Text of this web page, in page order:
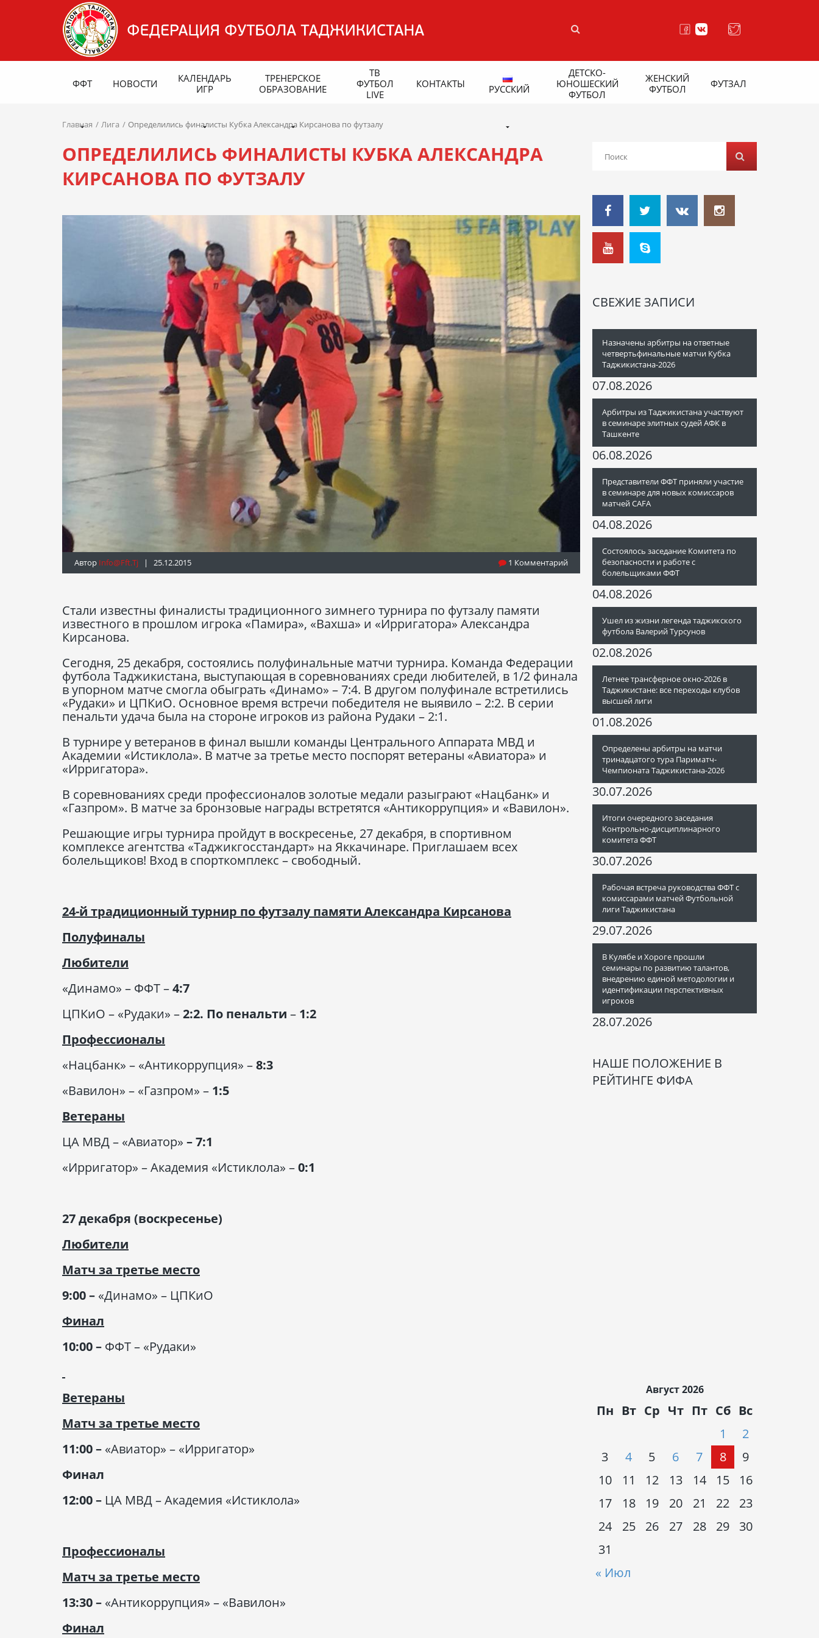
ФФТ НОВОСТИ
КАЛЕНДАРЬ
ИГР
ТРЕНЕРСКОЕ
ОБРАЗОВАНИЕ
ТВ
ФУТБОЛ
LIVE
КОНТАКТЫ РУССКИЙ
ДЕТСКО-
ЮНОШЕСКИЙ
ФУТБОЛ
ЖЕНСКИЙ
ФУТБОЛ
ФУТЗАЛ
Главная Лига Определились финалисты Кубка Александра Кирсанова по футзалу
ОПРЕДЕЛИЛИСЬ ФИНАЛИСТЫ КУБКА АЛЕКСАНДРА
КИРСАНОВА ПО ФУТЗАЛУ
Автор Info@fft.tj | 25.12.2015 1 Комментарий
Стали известны финалисты традиционного зимнего турнира по футзалу памяти
известного в прошлом игрока «Памира», «Вахша» и «Ирригатора» Александра
Кирсанова.
Сегодня, 25 декабря, состоялись полуфинальные матчи турнира. Команда Федерации
футбола Таджикистана, выступающая в соревнованиях среди любителей, в 1/2 финала
в упорном матче смогла обыграть «Динамо» – 7:4. В другом полуфинале встретились
«Рудаки» и ЦПКиО. Основное время встречи победителя не выявило – 2:2. В серии
пенальти удача была на стороне игроков из района Рудаки – 2:1.
В турнире у ветеранов в финал вышли команды Центрального Аппарата МВД и
Академии «Истиклола». В матче за третье место поспорят ветераны «Авиатора» и
«Ирригатора».
В соревнованиях среди профессионалов золотые медали разыграют «Нацбанк» и
«Газпром». В матче за бронзовые награды встретятся «Антикоррупция» и «Вавилон».
Решающие игры турнира пройдут в воскресенье, 27 декабря, в спортивном
комплексе агентства «Таджикгосстандарт» на Яккачинаре. Приглашаем всех
болельщиков! Вход в спорткомплекс – свободный.
24-й традиционный турнир по футзалу памяти Александра Кирсанова
Полуфиналы
Любители
«Динамо» – ФФТ –4:7
ЦПКиО – «Рудаки» –2:2. По пенальти – 1:2
Профессионалы
«Нацбанк» – «Антикоррупция» –8:3
«Вавилон» – «Газпром» – 1:5
Ветераны
ЦА МВД – «Авиатор» – 7:1
«Ирригатор» – Академия «Истиклола» –0:1
27 декабря (воскресенье)
Любители
Матч за третье место
9:00 – «Динамо» – ЦПКиО
Финал
10:00 – ФФТ – «Рудаки»
Ветераны
Матч за третье место
11:00 – «Авиатор» – «Ирригатор»
Финал
12:00 – ЦА МВД – Академия «Истиклола»
Профессионалы
Матч за третье место
13:30 – «Антикоррупция» – «Вавилон»
Финал
СВЕЖИЕ ЗАПИСИ
Назначены арбитры на ответные
четвертьфинальные матчи Кубка
Таджикистана-2026
07.08.2026
Арбитры из Таджикистана участвуют
в семинаре элитных судей АФК в
Ташкенте
06.08.2026
Представители ФФТ приняли участие
в семинаре для новых комиссаров
матчей CAFA
04.08.2026
Состоялось заседание Комитета по
безопасности и работе с
болельщиками ФФТ
04.08.2026
Ушел из жизни легенда таджикского
футбола Валерий Турсунов
02.08.2026
Летнее трансферное окно-2026 в
Таджикистане: все переходы клубов
высшей лиги
01.08.2026
Определены арбитры на матчи
тринадцатого тура Париматч-
Чемпионата Таджикистана-2026
30.07.2026
Итоги очередного заседания
Контрольно-дисциплинарного
комитета ФФТ
30.07.2026
Рабочая встреча руководства ФФТ с
комиссарами матчей Футбольной
лиги Таджикистана
29.07.2026
В Кулябе и Хороге прошли
семинары по развитию талантов,
внедрению единой методологии и
идентификации перспективных
игроков
28.07.2026
НАШЕ ПОЛОЖЕНИЕ В
РЕЙТИНГЕ ФИФА
Август 2026
Пн Вт Ср Чт Пт Сб Вс
« Июл
1
2
3
4 5 6 7 8
9
10
11 12 13 14 15
16
17
18 19 20 21 22
23
24
25 26 27 28 29
30
31